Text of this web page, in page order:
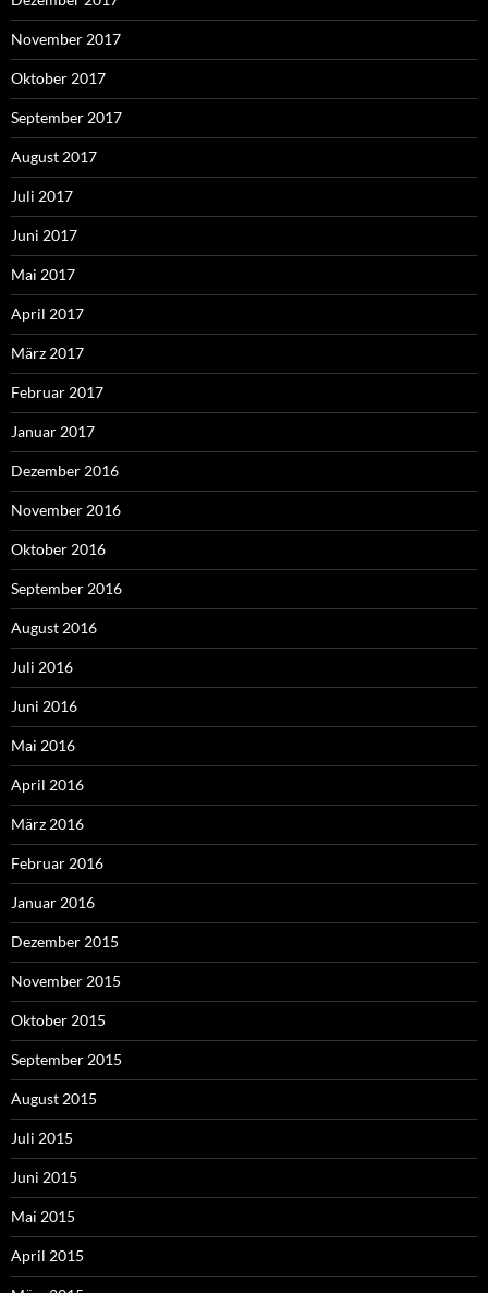
November 2017
Oktober 2017
September 2017
August 2017
Juli 2017
Juni 2017
Mai 2017
April 2017
März 2017
Februar 2017
Januar 2017
Dezember 2016
November 2016
Oktober 2016
September 2016
August 2016
Juli 2016
Juni 2016
Mai 2016
April 2016
März 2016
Februar 2016
Januar 2016
Dezember 2015
November 2015
Oktober 2015
September 2015
August 2015
Juli 2015
Juni 2015
Mai 2015
April 2015